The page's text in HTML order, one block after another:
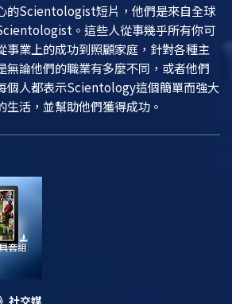
的Scientologist短片，他們是來自全球
。這些人從事幾乎所有你可
事業上的成功到照顧家庭，針對各種主
無論他們的職業有多麼不同，或者他們
個人都表示Scientology這個簡單而強大
生活，並幫助他們獲得成功。
社交媒